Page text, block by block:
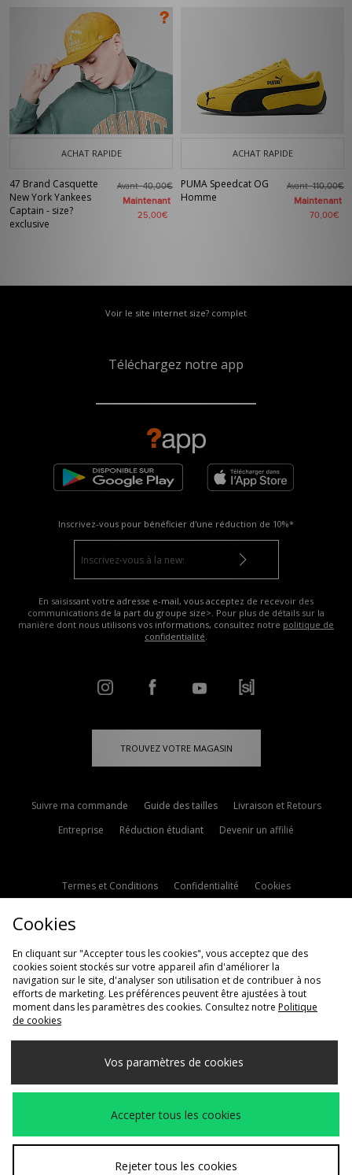
ACHAT RAPIDE
47 Brand Casquette
New York Yankees
Captain - size?
exclusive
Avant40,00€
Maintenant
25,00€
ACHAT RAPIDE
PUMA Speedcat OG
Homme
Avant110,00€
Maintenant
70,00€
Voir le site internet size? complet
Téléchargez notre app
Inscrivez-vous pour bénéficier d'une réduction de 10%*
En saisissant votre adresse e-mail, vous acceptez de recevoir des
communications de la part du groupe size>. Pour plus de détails sur la
manière dont nous utilisons vos informations, consultez notre politique de
confidentialité.
TROUVEZ VOTRE MAGASIN
Suivre ma commande Guide des tailles
Livraison et Retours
Entreprise
Réduction étudiant Devenir un affilié
Termes et Conditions Confidentialité
Cookies
Politique d'avis en ligne
Livraison Vers
France
Nous acceptons les méthodes de paiement suivantes
Voir le site internet de l'entreprisewww.jdplc.com
Cookies
En cliquant sur "Accepter tous les cookies", vous acceptez que des
cookies soient stockés sur votre appareil afin d'améliorer la
navigation sur le site, d'analyser son utilisation et de contribuer à nos
efforts de marketing. Les préférences peuvent être ajustées à tout
moment dans les paramètres des cookies. Consultez notre Politique
de cookies
Vos paramètres de cookies
Accepter tous les cookies
Rejeter tous les cookies